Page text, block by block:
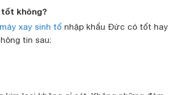
tốt không?
máy xay sinh tố nhập khẩu Đức có tốt hay
tin sau: